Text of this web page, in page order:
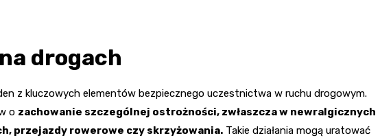
drogach
z kluczowych elementów bezpiecznego uczestnictwa w ruchu drogowym.
o zachowanie szczególnej ostrożności, zwłaszcza w newralgicznych
przejazdy rowerowe czy skrzyżowania. Takie działania mogą uratować